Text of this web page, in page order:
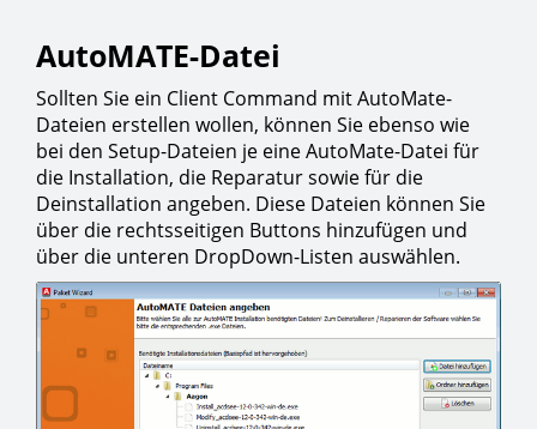
AutoMATE-Datei
Sollten Sie ein Client Command mit AutoMate-
Dateien erstellen wollen, können Sie ebenso wie
bei den Setup-Dateien je eine AutoMate-Datei für
die Installation, die Reparatur sowie für die
Deinstallation angeben. Diese Dateien können Sie
über die rechtsseitigen Buttons hinzufügen und
über die unteren DropDown-Listen auswählen.